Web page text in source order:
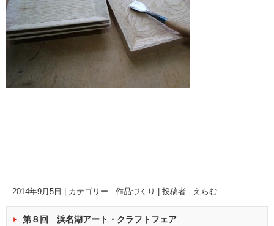
2014年9月5日 カテゴリー : 作品づくり 投稿者 : えらむ
第８回 浜名湖アート・クラフトフェア